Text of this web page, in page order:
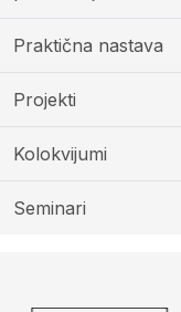
Praktična nastava
Projekti
Kolokvijumi
Seminari